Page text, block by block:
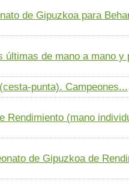
de Gipuzkoa para
últimas de mano a mano y
punta). Campeones...
Rendimiento (mano
de Gipuzkoa de